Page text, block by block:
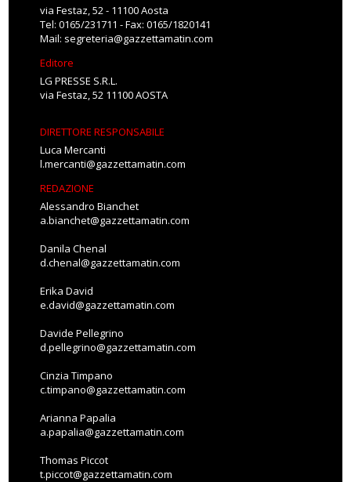
via Festaz, 52 - 11100 Aosta
Tel: 0165/231711 - Fax: 0165/1820141
Mail: segreteria@gazzettamatin.com
Editore
LG PRESSE S.R.L.
via Festaz, 52 11100 AOSTA
DIRETTORE RESPONSABILE
Luca Mercanti
l.mercanti@gazzettamatin.com
REDAZIONE
Alessandro Bianchet
a.bianchet@gazzettamatin.com
Danila Chenal
d.chenal@gazzettamatin.com
Erika David
e.david@gazzettamatin.com
Davide Pellegrino
d.pellegrino@gazzettamatin.com
Cinzia Timpano
c.timpano@gazzettamatin.com
Arianna Papalia
a.papalia@gazzettamatin.com
Thomas Piccot
t.piccot@gazzettamatin.com